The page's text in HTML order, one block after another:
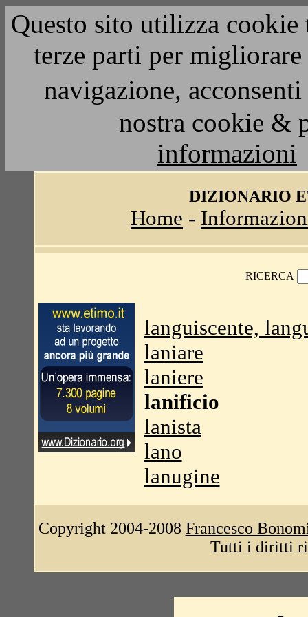
Questo sito utilizza
terze parti per
navigazione,
nostra cookie &
informazioni
DIZIONARIO
Home -
RICERCA
languiscente,
laniare
laniere
lanificio
lanista
lano
lanugine
Copyright 2004-2008 Francesco
Tutti i diritti